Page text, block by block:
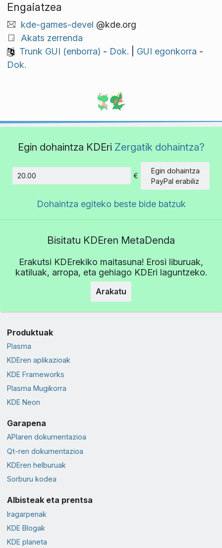
Engaiatzea
kde-games-devel @kde.org
Akats zerrenda
Trunk GUI (enborra) - Dok. GUI egonkorra -
Dok.
Egin dohaintza KDEri Zergatik dohaintza?
Kopurua
€
Egin dohaintza
PayPal erabiliz
Dohaintza egiteko beste bide batzuk
Bisitatu KDEren MetaDenda
Erakutsi KDErekiko maitasuna! Erosi liburuak,
katiluak, arropa, eta gehiago KDEri laguntzeko.
Arakatu
Produktuak
Plasma
KDEren aplikazioak
KDE Frameworks
Plasma Mugikorra
KDE Neon
Garapena
APIaren dokumentazioa
Qt-ren dokumentazioa
KDEren helburuak
Sorburu kodea
Albisteak eta prentsa
Iragarpenak
KDE Blogak
KDE planeta